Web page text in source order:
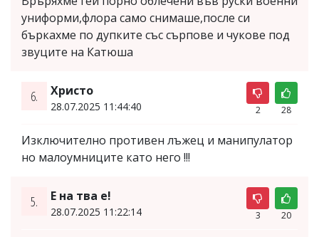
униформи,флора само снимаше,после си
бъркахме по дупките със сърпове и чукове под
звуците на Катюша
6. Христо
28.07.2025 11:44:40 2 28
Изключително противен лъжец и манипулатор
но малоумниците като него !!!
5. Е на тва е!
28.07.2025 11:22:14 3 20